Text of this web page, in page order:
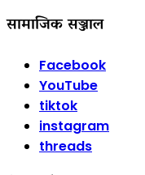
सामाजिक सञ्जाल
Facebook
YouTube
tiktok
instagram
threads